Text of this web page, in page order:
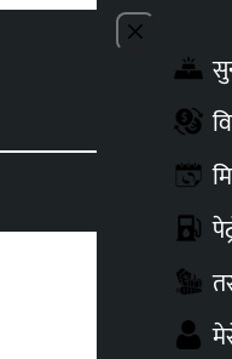
Close menu